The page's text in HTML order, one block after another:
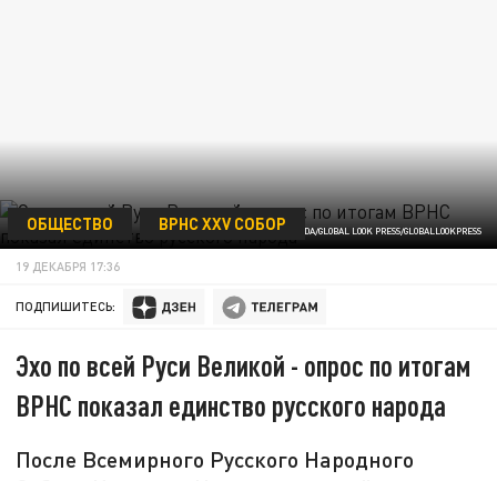
KOMSOMOLSKAYA PRAVDA/GLOBAL LOOK PRESS/GLOBALLOOKPRESS
ОБЩЕСТВО ВРНС XXV СОБОР
19 ДЕКАБРЯ 17:36
ПОДПИШИТЕСЬ:
Эхо по всей Руси Великой - опрос по итогам
ВРНС показал единство русского народа
После Всемирного Русского Народного